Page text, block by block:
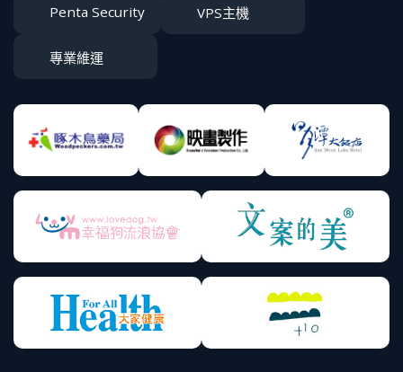
Penta Security VPS主機
專業維運